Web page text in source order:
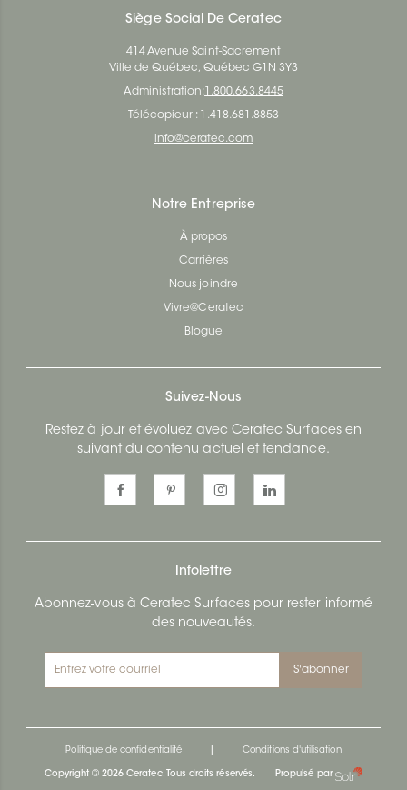
Siège Social De Ceratec
414 Avenue Saint-Sacrement
Ville de Québec, Québec G1N 3Y3
Administration: 1.800.663.8445
Télécopieur : 1.418.681.8853
info@ceratec.com
Notre Entreprise
À propos
Carrières
Nous joindre
Vivre@Ceratec
Blogue
Suivez-Nous
Restez à jour et évoluez avec Ceratec Surfaces en
suivant du contenu actuel et tendance.
Infolettre
Abonnez-vous à Ceratec Surfaces pour rester informé
des nouveautés.
S'abonner
Politique de confidentialité Conditions d'utilisation
Copyright © 2026 Ceratec. Tous droits réservés. Propulsé par